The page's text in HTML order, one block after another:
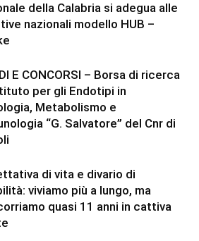
della Calabria si adegua alle
nazionali modello HUB –
E CONCORSI – Borsa di ricerca
per gli Endotipi in
Metabolismo e
“G. Salvatore” del Cnr di
di vita e divario di
viviamo più a lungo, ma
quasi 11 anni in cattiva